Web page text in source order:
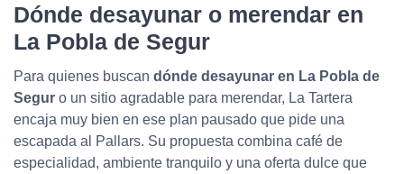
Dónde desayunar o merendar en
La Pobla de Segur
Para quienes buscan dónde desayunar en La Pobla de
Segur o un sitio agradable para merendar, La Tartera
encaja muy bien en ese plan pausado que pide una
escapada al Pallars. Su propuesta combina café de
especialidad, ambiente tranquilo y una oferta dulce que